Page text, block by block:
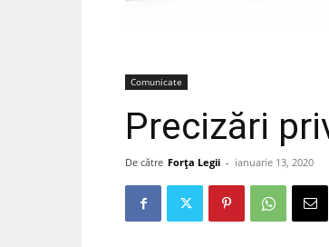
Comunicate
Precizări
De către Forța Legii - ianuarie 13, 2020